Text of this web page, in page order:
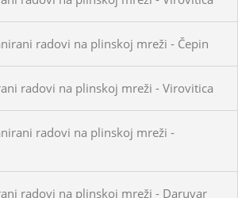
radovi na plinskoj mreži - Čepin
radovi na plinskoj mreži - Virovitica
radovi na plinskoj mreži -
radovi na plinskoj mreži - Daruvar